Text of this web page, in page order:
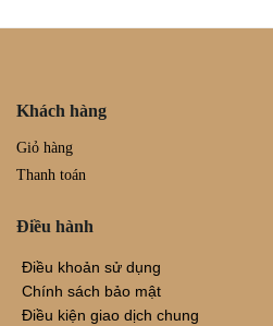
Khách hàng
Giỏ hàng
Thanh toán
Điều hành
Điều khoản sử dụng
Chính sách bảo mật
Điều kiện giao dịch chung